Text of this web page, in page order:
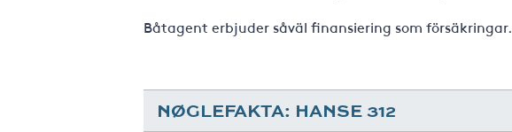
Båtagent erbjuder såväl finansiering som försäkringar.
NØGLEFAKTA: HANSE 312